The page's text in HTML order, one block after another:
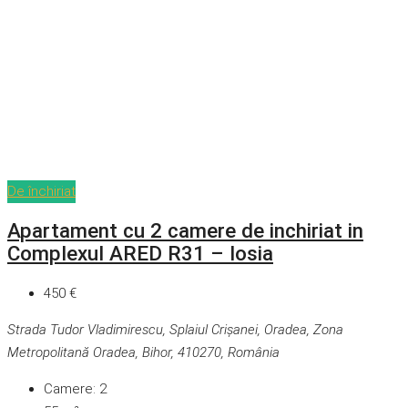
De închiriat
Apartament cu 2 camere de inchiriat in
Complexul ARED R31 – Iosia
450 €
Strada Tudor Vladimirescu, Splaiul Crișanei, Oradea, Zona
Metropolitană Oradea, Bihor, 410270, România
Camere: 2